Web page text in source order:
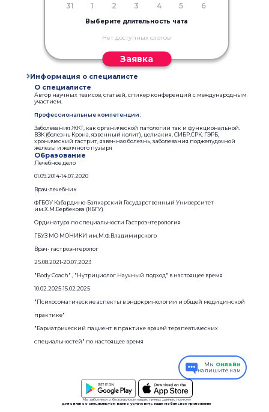
31
1 2 3 4 5 6
Выберите длительность чата
Нет доступных слотов
Заявка
Информация о специалисте
О специалисте
Автор научных тезисов, статьей, спикер конференций с международным
участием.
Профессиональные компетенции:
Заболевания ЖКТ, как органической патологии так и функциональной.
ВЗК (болезнь Крона, язвенный колит), целиакия, СИБР,СРК, ГЭРБ,
хронический гастрит, язвенная болезнь, заболевания поджелудочной
железы и желчного пузыря
Образование
Лечебное дело
01.09.2014-14.07.2020
Врач-лечебник
ФГБОУ Кабардино-Балкарский Государственный Университет
им.Х.М.Бербекова (КБГУ)
Ординатура по специальности Гастроэнтерология
ГБУЗ МО МОНИКИ им.М.Ф.Владимирского
Врач- гастроэнтеролог
25.08.2021-20.07.2023
"Body Coach" , "Нутрициолог.Научный подход" в настоящее время
10.02.2025-15.02.2025
"Психосоматические аспекты в эндокринологии и общей медицинской
практике"
"Бариатрический пациент в практике врачей терапевтических
специальностей" по настоящее время
Мы Онлайн
напишите нам
Мы заботимся о безопасности ваших личных данных, поэтому
для связи со специалистом важно установить наше мобильное приложение